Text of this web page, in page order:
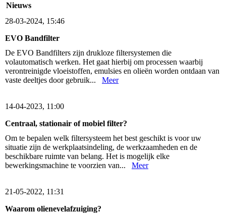
Nieuws
28-03-2024, 15:46
EVO Bandfilter
De EVO Bandfilters zijn drukloze filtersystemen die
volautomatisch werken. Het gaat hierbij om processen waarbij
verontreinigde vloeistoffen, emulsies en olieën worden ontdaan van
vaste deeltjes door gebruik... Meer
14-04-2023, 11:00
Centraal, stationair of mobiel filter?
Om te bepalen welk filtersysteem het best geschikt is voor uw
situatie zijn de werkplaatsindeling, de werkzaamheden en de
beschikbare ruimte van belang. Het is mogelijk elke
bewerkingsmachine te voorzien van... Meer
21-05-2022, 11:31
Waarom olienevelafzuiging?